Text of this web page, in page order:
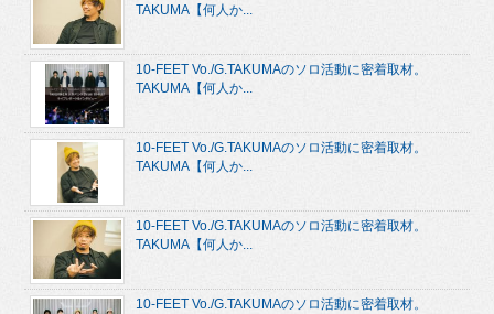
TAKUMA【何人か...
10-FEET Vo./G.TAKUMAのソロ活動に密着取材。
TAKUMA【何人か...
10-FEET Vo./G.TAKUMAのソロ活動に密着取材。
TAKUMA【何人か...
10-FEET Vo./G.TAKUMAのソロ活動に密着取材。
TAKUMA【何人か...
10-FEET Vo./G.TAKUMAのソロ活動に密着取材。